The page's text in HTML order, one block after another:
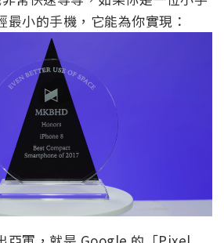
最小的手機，它能為你實現：